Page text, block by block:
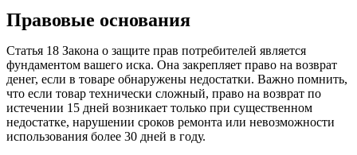
Правовые основания
Статья 18 Закона о защите прав потребителей является
фундаментом вашего иска. Она закрепляет право на возврат
денег, если в товаре обнаружены недостатки. Важно помнить,
что если товар технически сложный, право на возврат по
истечении 15 дней возникает только при существенном
недостатке, нарушении сроков ремонта или невозможности
использования более 30 дней в году.